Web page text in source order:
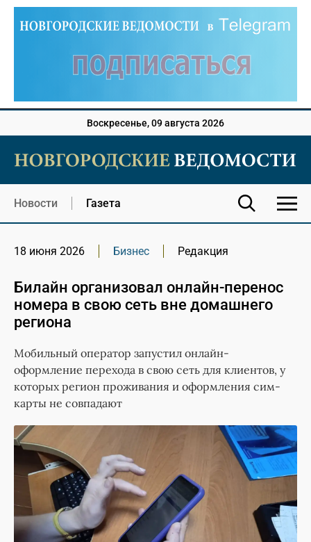
Воскресенье, 09 августа 2026
Новости Газета
18 июня 2026 Бизнес Редакция
Билайн организовал онлайн-перенос
номера в свою сеть вне домашнего
региона
Мобильный оператор запустил онлайн-
оформление перехода в свою сеть для клиентов, у
которых регион проживания и оформления сим-
карты не совпадают